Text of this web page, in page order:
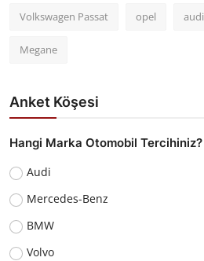
Volkswagen Passat opel audi
Megane
Anket Köşesi
Hangi Marka Otomobil Tercihiniz?
Audi
Mercedes-Benz
BMW
Volvo